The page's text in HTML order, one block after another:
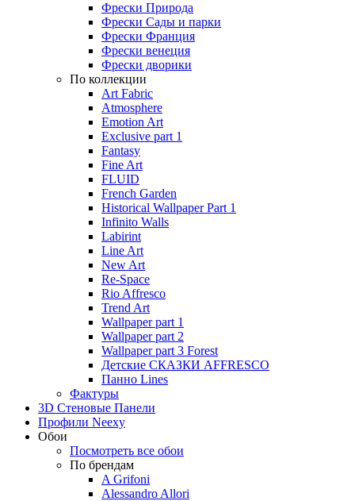
Фрески Природа
Фрески Сады и парки
Фрески Франция
Фрески венеция
Фрески дворики
По коллекции
Art Fabric
Atmosphere
Emotion Art
Exclusive part 1
Fantasy
Fine Art
FLUID
French Garden
Historical Wallpaper Part 1
Infinito Walls
Labirint
Line Art
New Art
Re-Space
Rio Affresco
Trend Art
Wallpaper part 1
Wallpaper part 2
Wallpaper part 3 Forest
Детские СКАЗКИ AFFRESCO
Панно Lines
Фактуры
3D Стеновые Панели
Профили Neexy
Обои
Посмотреть все обои
По брендам
A Grifoni
Alessandro Allori